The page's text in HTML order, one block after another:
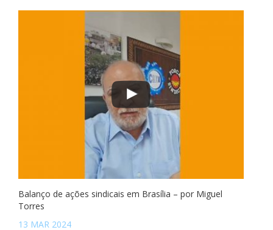
Balanço de ações sindicais em Brasília – por Miguel
Torres
13 MAR 2024